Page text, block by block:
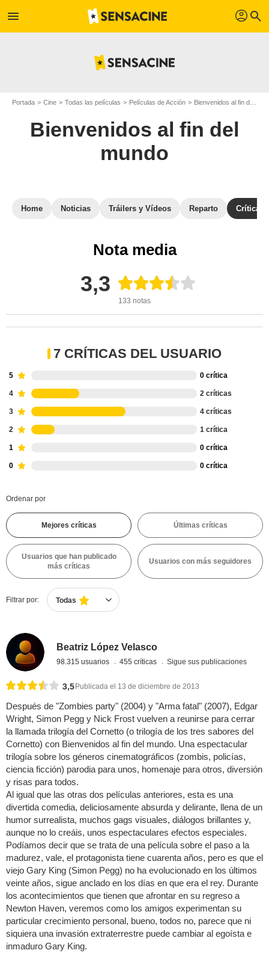
menu profil search
Portada Cine Todas las películas Películas de Acción Bienvenidos al fin del mundo
Bienvenidos al fin del
mundo
Home Noticias Tráilers y Vídeos Reparto Críticas
Nota media
3,3
133 notas
7 CRÍTICAS DEL USUARIO
5 0 crítica
4 2 críticas
3 4 críticas
2 1 crítica
1 0 crítica
0 0 crítica
Ordenar por
Mejores críticas Últimas críticas
Usuarios que han publicado
más críticas
Usuarios con más seguidores
Filtrar por: Todas
Beatriz López Velasco
98.315 usuarios 455 críticas Sigue sus publicaciones
3,5 Publicada el 13 de diciembre de 2013
Después de "Zombies party" (2004) y "Arma fatal" (2007), Edgar
Wright, Simon Pegg y Nick Frost vuelven a reunirse para cerrar
la llamada trilogía del Cornetto (o trilogía de los tres sabores del
Cornetto) con Bienvenidos al fin del mundo. Una espectacular
trilogía sobre los géneros cinematográficos (zombis, policías,
ciencia ficción) parodia para unos, homenaje para otros, diversión
y risas para todos.
Al igual que las otras dos películas anteriores, esta es una
divertida comedia, deliciosamente absurda y delirante, llena de un
humor surrealista, muchos gags visuales, diálogos brillantes y,
aunque no lo creáis, unos espectaculares efectos especiales.
Podíamos decir que se trata de una película sobre el paso a la
madurez, vale, el protagonista tiene cuarenta años, pero es que el
viejo Gary King (Simon Pegg) no ha evolucionado en los últimos
veinte años, sigue anclado en los días en que era el rey. Durante
los acontecimientos que tienen que afrontar en su regreso a
Newton Haven, veremos como los amigos experimentan su
particular crecimiento personal, bueno, todos no, parece que ni
siquiera una invasión extraterrestre puede cambiar al egoísta e
inmaduro Gary King.